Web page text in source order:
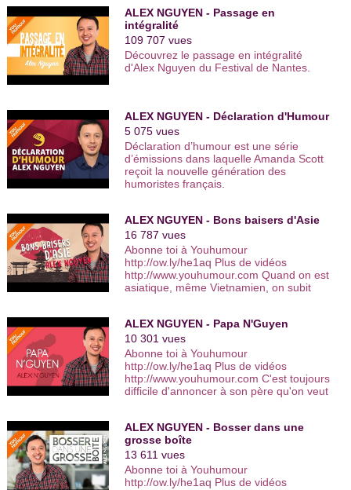
prochainement sur les planches parisiennes.
ALEX NGUYEN - Passage en
intégralité
109 707 vues
Découvrez le passage en intégralité
d'Alex Nguyen du Festival de Nantes.
ALEX NGUYEN - Déclaration d'Humour
5 075 vues
Déclaration d’humour est une série
d’émissions dans laquelle Amanda Scott
reçoit la nouvelle génération des
humoristes français.
ALEX NGUYEN - Bons baisers d'Asie
16 787 vues
Abonne toi à Youhumour
http://ow.ly/he1aq Plus de vidéos
http://www.youhumour.com Quand on est
asiatique, même Vietnamien, on subit
artistes, 2700 sketchs. Viens faire
l'humour avec nous ! Abonne toi à
Youhumour http://ow.ly/he1aq Plus de
vidéos http://www.youhumour.com Auteur
et Interprète : Alex NGUYEN Réalisateur
:Christophe FRANCK Titre du sketch: Les
préjugés sur les asiatiques - extrait ©
Youhumour, le portail de l'humour : 280
artistes, 2700 sketchs. Viens faire
l'humour avec nous ! Abonne toi à
Youhumour http://ow.ly/he1aq Encore
plus de vidéos
ALEX NGUYEN - Papa N'Guyen
10 301 vues
Abonne toi à Youhumour
http://ow.ly/he1aq Plus de vidéos
http://www.youhumour.com C'est toujours
difficile d'annoncer à son père qu'on veut
Viens faire l'humour avec nous ! Abonne
toi à Youhumour http://ow.ly/he1aq Plus
de vidéos http://www.youhumour.com
Auteur et Interprète : Alex NGUYEN
Réalisateur :Christophe FRANCK Titre du
ALEX NGUYEN - Bosser dans une
grosse boîte
13 611 vues
Abonne toi à Youhumour
http://ow.ly/he1aq Plus de vidéos